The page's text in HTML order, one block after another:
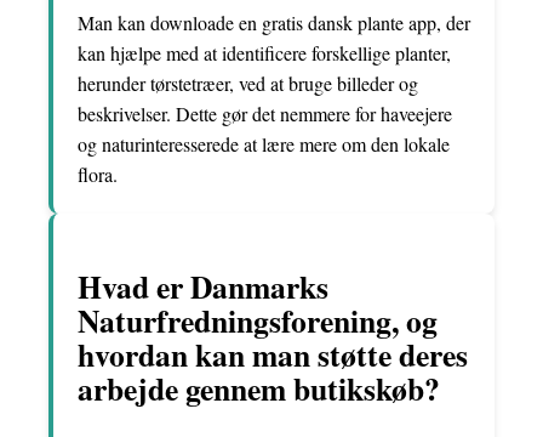
Man kan downloade en gratis dansk plante app, der
kan hjælpe med at identificere forskellige planter,
herunder tørstetræer, ved at bruge billeder og
beskrivelser. Dette gør det nemmere for haveejere
og naturinteresserede at lære mere om den lokale
flora.
Hvad er Danmarks
Naturfredningsforening, og
hvordan kan man støtte deres
arbejde gennem butikskøb?